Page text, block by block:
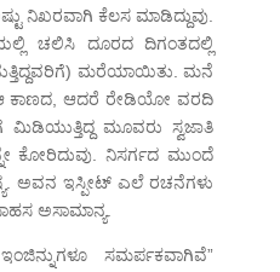
ನಿಖರವಾಗಿ ಕೆಲಸ ಮಾಡಿದ್ದುವು.
ಚಲಿಸಿ ದೂರದ ದಿಗಂತದಲ್ಲಿ
ಮರೆಯಾಯಿತು. ಮನೆ
ಕಾಣದ, ಆದರೆ ರೇಡಿಯೋ ವರದಿ
ಮೂವರು ಸ್ವಜಾತಿ
ಕೋರಿದುವು. ನಿಸರ್ಗದ ಮುಂದೆ
ಅವನ ಇಸ್ಪೀಟ್ ಎಲೆ ರಚನೆಗಳು
ಅಸಾಮಾನ್ಯ.
ಸಮರ್ಪಕವಾಗಿವೆ”